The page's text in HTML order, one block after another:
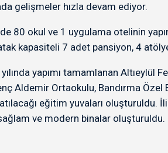
gelişmeler hızla devam ediyor.
80 okul ve 1 uygulama otelinin
kapasiteli 7 adet pansiyon, 4
yapımı tamamlanan Altıeylül
Aldemir Ortaokulu, Bandırma
eğitim yuvaları
ve modern binalar oluşturuldu.